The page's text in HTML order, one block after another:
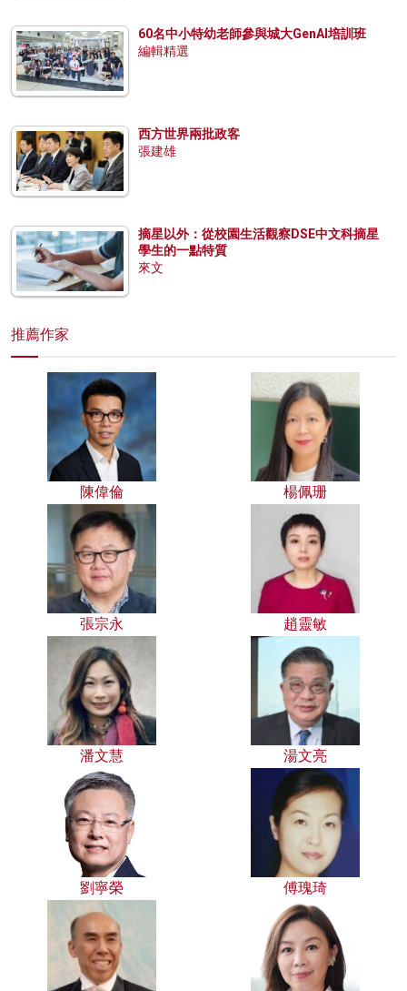
60名中小特幼老師參與城大GenAI培訓班
編輯精選
西方世界兩批政客
張建雄
摘星以外：從校園生活觀察DSE中文科摘星
學生的一點特質
來文
推薦作家
陳偉倫 楊佩珊
張宗永 趙靈敏
潘文慧 湯文亮
劉寧榮 傅瑰琦